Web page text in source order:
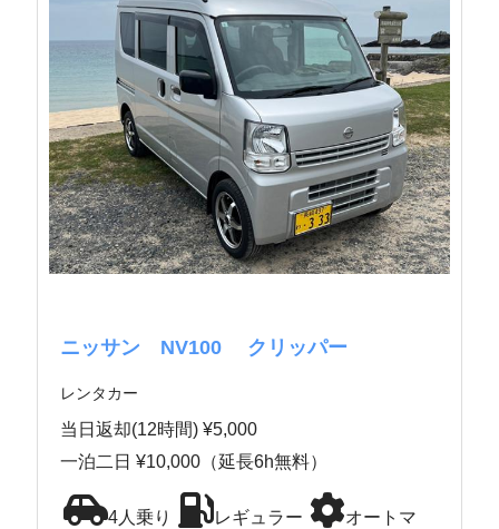
ニッサン NV100 クリッパー
レンタカー
当日返却(12時間) ¥5,000
一泊二日 ¥10,000（延長6h無料）
4人乗り レギュラー オートマ